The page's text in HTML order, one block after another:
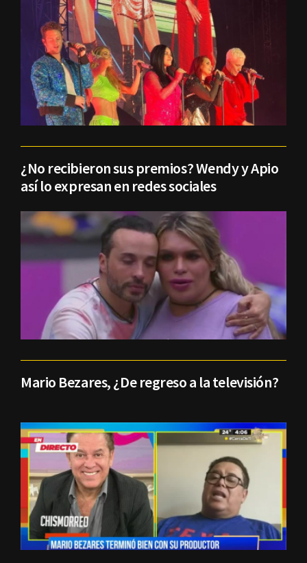
¿No recibieron sus premios? Wendy y Apio
así lo expresan en redes sociales
Mario Bezares, ¿De regreso a la televisión?